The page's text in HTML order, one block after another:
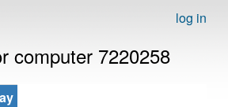
log in
computer 7220258